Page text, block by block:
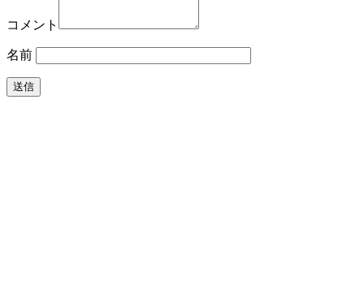
コメント
名前